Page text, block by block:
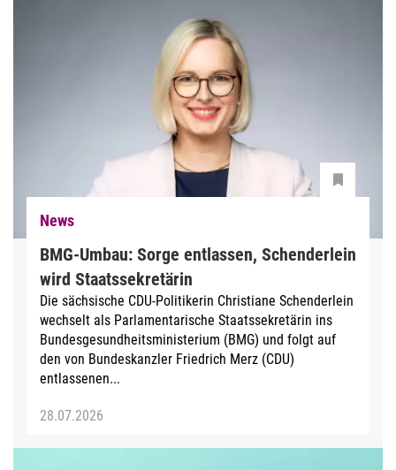
News
BMG-Umbau: Sorge entlassen, Schenderlein
wird Staatssekretärin
Die sächsische CDU-Politikerin Christiane Schenderlein
wechselt als Parlamentarische Staatssekretärin ins
Bundesgesundheitsministerium (BMG) und folgt auf
den von Bundeskanzler Friedrich Merz (CDU)
entlassenen...
28.07.2026